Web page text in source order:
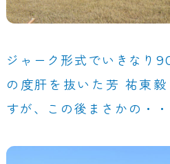
ジャーク形式でいきなり
の度肝を抜いた芳 祐東毅
すが、この後まさかの・・